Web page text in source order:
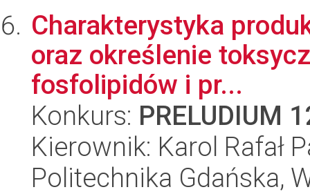
Charakterystyka
oraz określenie
fosfolipidów i pr...
Konkurs: PRELUDIUM
Kierownik: Karol Rafał
Politechnika Gdańska,